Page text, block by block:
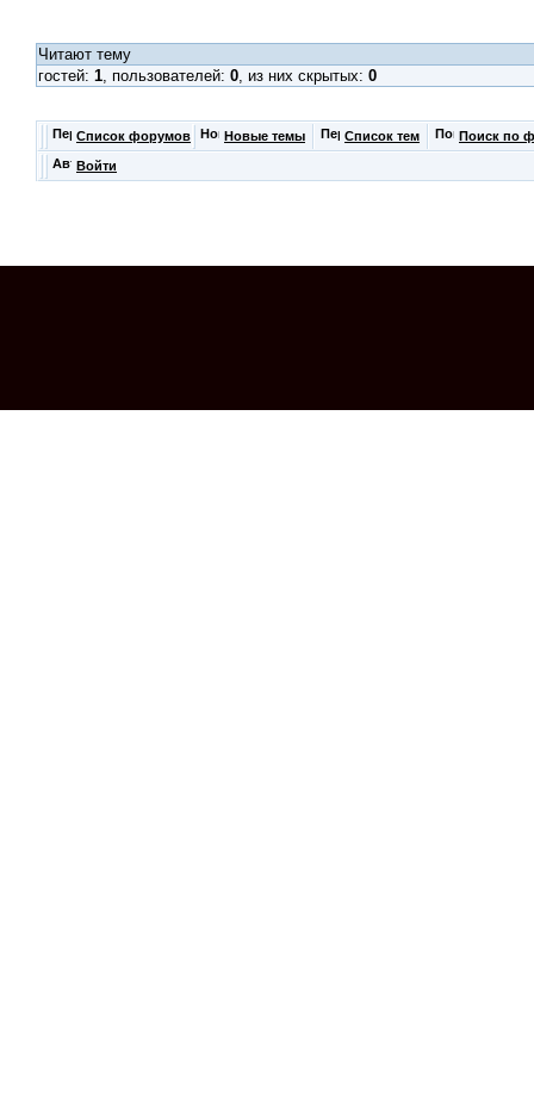
Читают тему
гостей: 1, пользователей: 0, из них скрытых: 0
Список форумов Новые темы Список тем Поиск по
Войти